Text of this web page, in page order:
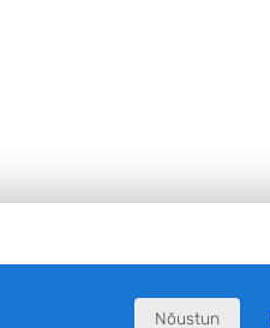
Nõustun